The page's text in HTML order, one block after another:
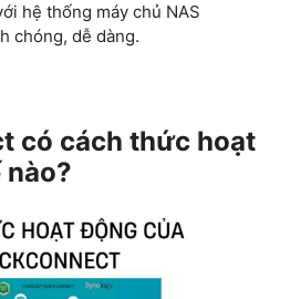
hệ thống máy chủ NAS
chóng, dễ dàng.
có cách thức hoạt